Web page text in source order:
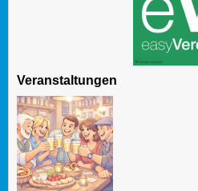
Veranstaltungen